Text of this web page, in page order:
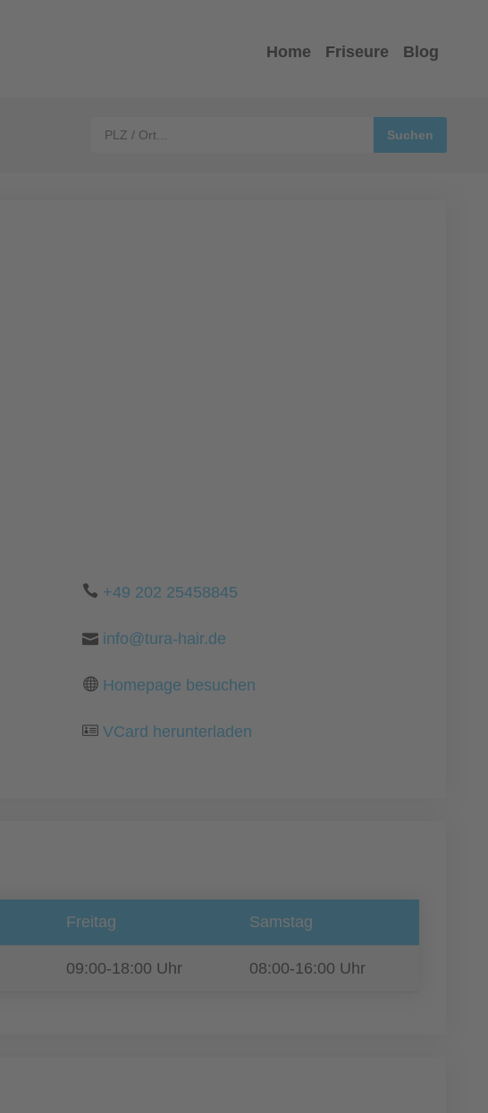
Home Friseure Blog
+49 202 25458845
info@tura-hair.de
Homepage besuchen
VCard herunterladen
Freitag Samstag
09:00-18:00 Uhr 08:00-16:00 Uhr